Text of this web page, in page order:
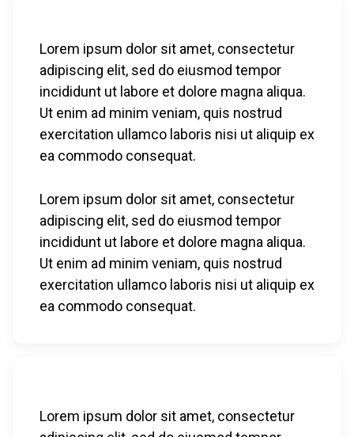
Lorem ipsum dolor sit amet, consectetur
adipiscing elit, sed do eiusmod tempor
incididunt ut labore et dolore magna aliqua.
Ut enim ad minim veniam, quis nostrud
exercitation ullamco laboris nisi ut aliquip ex
ea commodo consequat.
Lorem ipsum dolor sit amet, consectetur
adipiscing elit, sed do eiusmod tempor
incididunt ut labore et dolore magna aliqua.
Ut enim ad minim veniam, quis nostrud
exercitation ullamco laboris nisi ut aliquip ex
ea commodo consequat.
Lorem ipsum dolor sit amet, consectetur